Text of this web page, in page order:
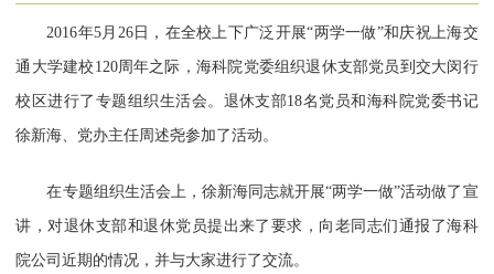
2016年5月26日，在全校上下广泛开展“两学一做”和庆祝上海交
通大学建校120周年之际，海科院党委组织退休支部党员到交大闵行
校区进行了专题组织生活会。退休支部18名党员和海科院党委书记
徐新海、党办主任周述尧参加了活动。
在专题组织生活会上，徐新海同志就开展“两学一做”活动做了宣
讲，对退休支部和退休党员提出来了要求，向老同志们通报了海科
院公司近期的情况，并与大家进行了交流。